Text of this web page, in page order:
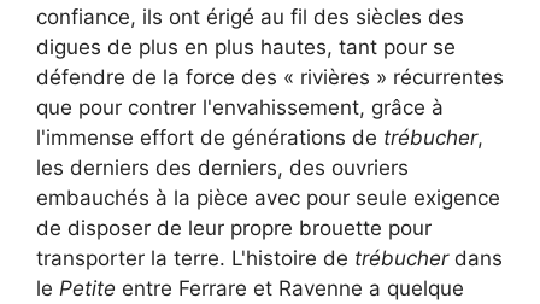
confiance, ils ont érigé au fil des siècles des
digues de plus en plus hautes, tant pour se
défendre de la force des « rivières » récurrentes
que pour contrer l'envahissement, grâce à
l'immense effort de générations de trébucher,
les derniers des derniers, des ouvriers
embauchés à la pièce avec pour seule exigence
de disposer de leur propre brouette pour
transporter la terre. L'histoire de trébucherdans
le Petite entre Ferrare et Ravenne a quelque